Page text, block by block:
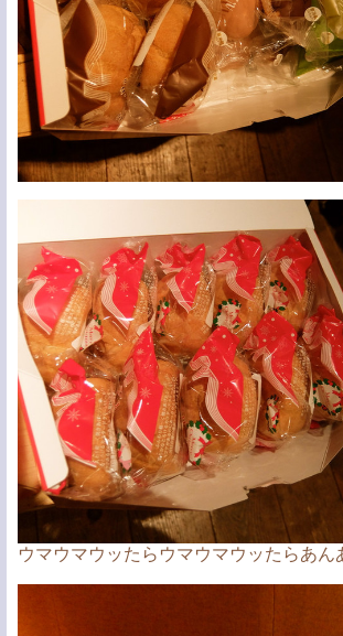
ウマウマウッたらウマウマウッたらあん